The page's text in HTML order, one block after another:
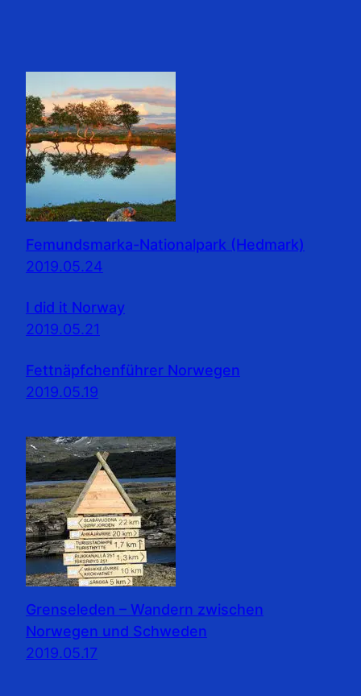
Femundsmarka-Nationalpark (Hedmark)
2019.05.24
I did it Norway
2019.05.21
Fettnäpfchenführer Norwegen
2019.05.19
Grenseleden – Wandern zwischen
Norwegen und Schweden
2019.05.17